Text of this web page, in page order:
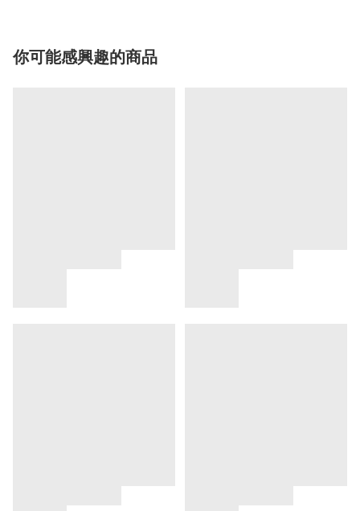
你可能感興趣的商品